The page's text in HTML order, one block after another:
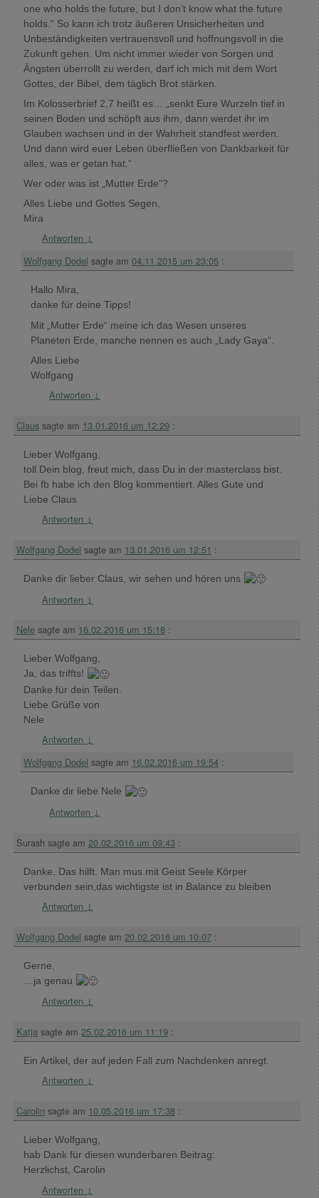
one who holds the future, but I don’t know what the future
holds.“ So kann ich trotz äußeren Unsicherheiten und
Unbeständigkeiten vertrauensvoll und hoffnungsvoll in die
Zukunft gehen. Um nicht immer wieder von Sorgen und
Ängsten überrollt zu werden, darf ich mich mit dem Wort
Gottes, der Bibel, dem täglich Brot stärken.
Im Kolosserbrief 2,7 heißt es… „senkt Eure Wurzeln tief in
seinen Boden und schöpft aus ihm, dann werdet ihr im
Glauben wachsen und in der Wahrheit standfest werden.
Und dann wird euer Leben überfließen von Dankbarkeit für
alles, was er getan hat.“
Wer oder was ist „Mutter Erde“?
Alles Liebe und Gottes Segen,
Mira
Antworten ↓
Wolfgang Dodel sagte am 04.11.2015 um 23:05 :
Hallo Mira,
danke für deine Tipps!
Mit „Mutter Erde“ meine ich das Wesen unseres
Planeten Erde, manche nennen es auch „Lady Gaya“.
Alles Liebe
Wolfgang
Antworten ↓
Claus sagte am 13.01.2016 um 12:29 :
Lieber Wolfgang,
toll Dein blog, freut mich, dass Du in der masterclass bist.
Bei fb habe ich den Blog kommentiert. Alles Gute und
Liebe Claus
Antworten ↓
Wolfgang Dodel sagte am 13.01.2016 um 12:51 :
Danke dir lieber Claus, wir sehen und hören uns
Antworten ↓
Nele sagte am 16.02.2016 um 15:18 :
Lieber Wolfgang,
Ja, das triffts!
Danke für dein Teilen.
Liebe Grüße von
Nele
Antworten ↓
Wolfgang Dodel sagte am 16.02.2016 um 19:54 :
Danke dir liebe Nele
Antworten ↓
Surash sagte am 20.02.2016 um 09:43 :
Danke. Das hilft. Man mus mit Geist Seele Körper
verbunden sein,das wichtigste ist in Balance zu bleiben
Antworten ↓
Wolfgang Dodel sagte am 20.02.2016 um 10:07 :
Gerne,
…ja genau
Antworten ↓
Katja sagte am 25.02.2016 um 11:19 :
Ein Artikel, der auf jeden Fall zum Nachdenken anregt.
Antworten ↓
Carolin sagte am 10.05.2016 um 17:38 :
Lieber Wolfgang,
hab Dank für diesen wunderbaren Beitrag:
Herzlichst, Carolin
Antworten ↓